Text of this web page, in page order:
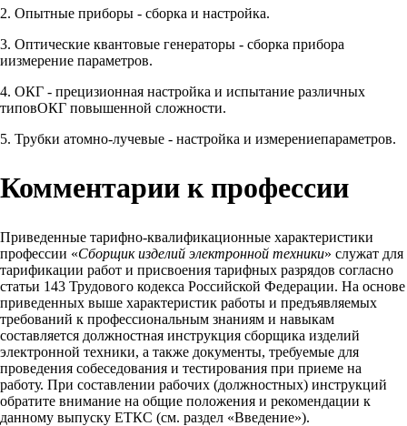
2. Опытные приборы - сборка и настройка.
3. Оптические квантовые генераторы - сборка прибора
иизмерение параметров.
4. ОКГ - прецизионная настройка и испытание различных
типовОКГ повышенной сложности.
5. Трубки атомно-лучевые - настройка и измерениепараметров.
Комментарии к профессии
Приведенные тарифно-квалификационные характеристики
профессии «Сборщик изделий электронной техники» служат для
тарификации работ и присвоения тарифных разрядов согласно
статьи 143 Трудового кодекса Российской Федерации. На основе
приведенных выше характеристик работы и предъявляемых
требований к профессиональным знаниям и навыкам
составляется должностная инструкция сборщика изделий
электронной техники, а также документы, требуемые для
проведения собеседования и тестирования при приеме на
работу. При составлении рабочих (должностных) инструкций
обратите внимание на общие положения и рекомендации к
данному выпуску ЕТКС (см. раздел «Введение»).